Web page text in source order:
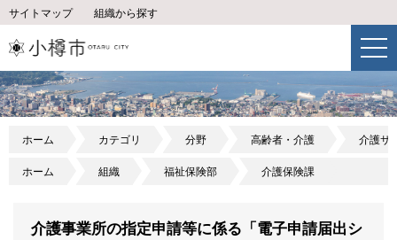
サイトマップ 組織から探す
ホーム カテゴリ 分野 高齢者・介護 介護サ
ホーム 組織 福祉保険部 介護保険課
介護事業所の指定申請等に係る「電子申請届出シ